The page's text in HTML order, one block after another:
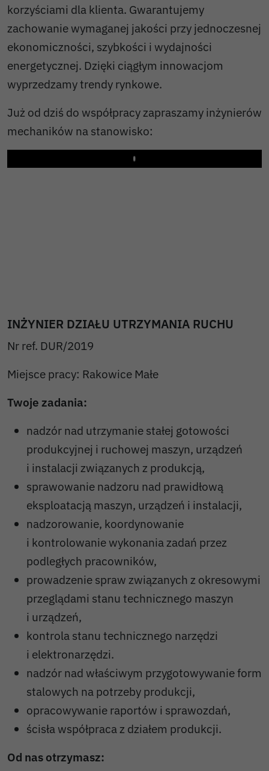
korzyściami dla klienta. Gwarantujemy
zachowanie wymaganej jakości przy jednoczesnej
ekonomiczności, szybkości i wydajności
energetycznej. Dzięki ciągłym innowacjom
wyprzedzamy trendy rynkowe.
Już od dziś do współpracy zapraszamy inżynierów
mechaników na stanowisko:
Play
INŻYNIER DZIAŁU UTRZYMANIA RUCHU
Nr ref. DUR/2019
Miejsce pracy: Rakowice Małe
Twoje zadania:
nadzór nad utrzymanie stałej gotowości
produkcyjnej i ruchowej maszyn, urządzeń
i instalacji związanych z produkcją,
sprawowanie nadzoru nad prawidłową
eksploatacją maszyn, urządzeń i instalacji,
nadzorowanie, koordynowanie
i kontrolowanie wykonania zadań przez
podległych pracowników,
prowadzenie spraw związanych z okresowymi
przeglądami stanu technicznego maszyn
i urządzeń,
kontrola stanu technicznego narzędzi
i elektronarzędzi.
nadzór nad właściwym przygotowywanie form
stalowych na potrzeby produkcji,
opracowywanie raportów i sprawozdań,
ścisła współpraca z działem produkcji.
Od nas otrzymasz: